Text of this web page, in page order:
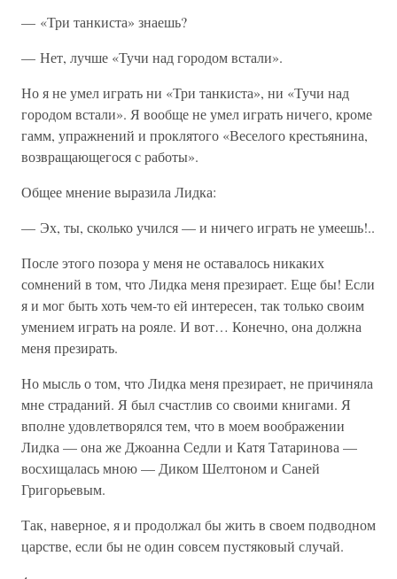
— «Три танкиста» знаешь?
— Нет, лучше «Тучи над городом встали».
Но я не умел играть ни «Три танкиста», ни «Тучи над
городом встали». Я вообще не умел играть ничего, кроме
гамм, упражнений и проклятого «Веселого крестьянина,
возвращающегося с работы».
Общее мнение выразила Лидка:
— Эх, ты, сколько учился — и ничего играть не умеешь!..
После этого позора у меня не оставалось никаких
сомнений в том, что Лидка меня презирает. Еще бы! Если
я и мог быть хоть чем-то ей интересен, так только своим
умением играть на рояле. И вот… Конечно, она должна
меня презирать.
Но мысль о том, что Лидка меня презирает, не причиняла
мне страданий. Я был счастлив со своими книгами. Я
вполне удовлетворялся тем, что в моем воображении
Лидка — она же Джоанна Седли и Катя Татаринова —
восхищалась мною — Диком Шелтоном и Саней
Григорьевым.
Так, наверное, я и продолжал бы жить в своем подводном
царстве, если бы не один совсем пустяковый случай.